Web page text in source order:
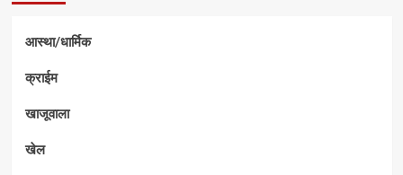
आस्था/धार्मिक
क्राईम
खाजूवाला
खेल